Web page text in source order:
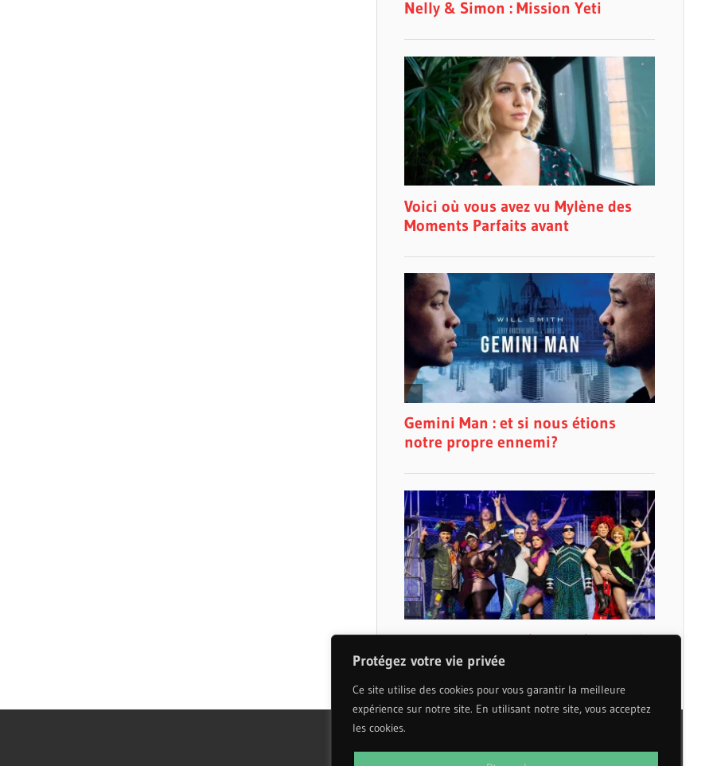
Protégez votre vie privée
Ce site utilise des cookies pour vous garantir la meilleure
expérience sur notre site. En utilisant notre site, vous acceptez
les cookies.